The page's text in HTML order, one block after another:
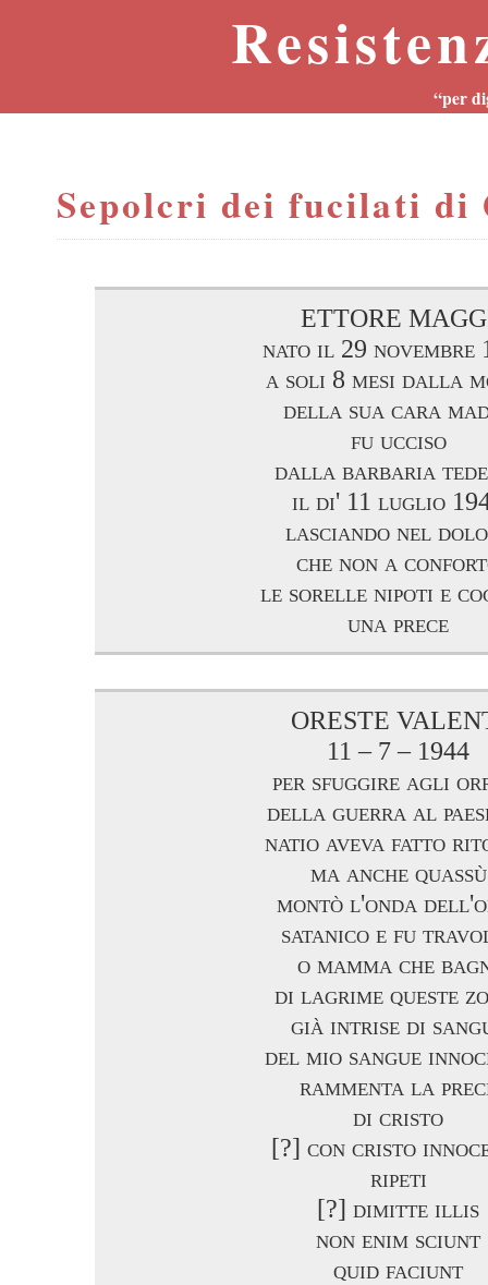
“per
Sepolcri dei fucilati di
ETTORE
nato il 29 novembre
a soli 8 mesi dalla
della sua cara
fu ucciso
dalla barbaria
il di' 11 luglio
lasciando nel
che non a
le sorelle nipoti e
una prece
ORESTE
11 – 7 – 1944
per sfuggire agli
della guerra al
natio aveva fatto
ma anche quassù
montò l'onda
satanico e fu
o mamma che
di lagrime queste
già intrise di
del mio sangue
rammenta la
di cristo
[?] con cristo
ripeti
[?] dimitte illis
non enim sciunt
quid faciunt